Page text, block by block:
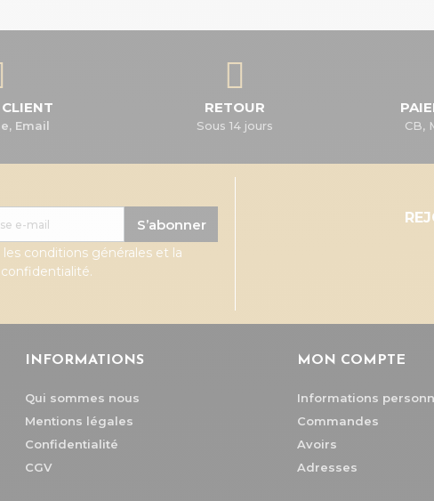
Email
RETOUR
Sous 14 jours CB,
S’abonner
conditions générales et la
INFORMATIONS
Qui sommes nous
Mentions légales
Confidentialité
CGV
MON COMPTE
Informations
Commandes
Avoirs
Adresses